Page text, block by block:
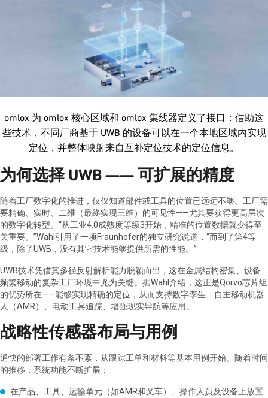
omlox 为 omlox 核心区域和 omlox 集线器定义了接口：借助这
些技术，不同厂商基于 UWB 的设备可以在一个本地区域内实现
定位，并整体映射来自互补定位技术的定位信息。
为何选择 UWB —— 可扩展的精度
随着工厂数字化的推进，仅仅知道部件或工具的位置已远远不够。工厂需
要精确、实时、二维（最终实现三维）的可见性——尤其要获得更高层次
的数字化转型。“从工业4.0成熟度等级3开始，精准的位置数据就变得至
关重要。”Wahl引用了一项Fraunhofer的独立研究说道，“而到了第4等
级，除了UWB，没有其它技术能够提供所需的性能。”
UWB技术凭借其多径反射解析能力脱颖而出，这在金属结构密集、设备
频繁移动的复杂工厂环境中尤为关键。据Wahl介绍，这正是Qorvo芯片组
的优势所在——能够实现精确的定位，从而支持数字孪生、自主移动机器
人（AMR）、电动工具追踪、增强现实导航等应用。
战略性传感器布局与用例
通快的部署工作有条不紊，从跟踪工单和材料等基本用例开始。随着时间
的推移，系统功能不断扩展：
在产品、工具、运输单元（如AMR和叉车）、操作人员及设备上放置